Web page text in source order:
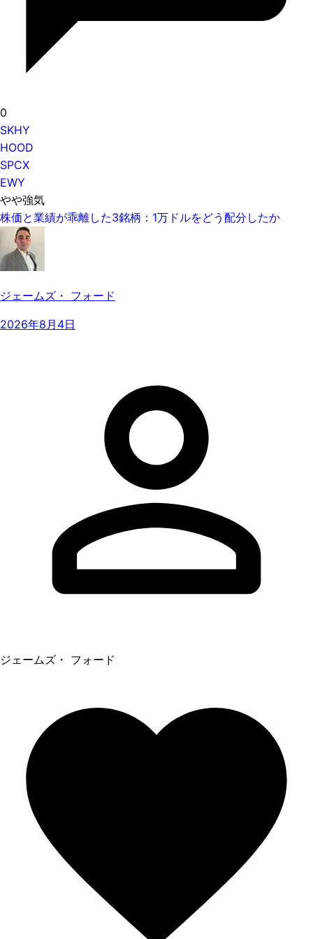
0
SKHY
HOOD
SPCX
EWY
やや強気
株価と業績が乖離した3銘柄：1万ドルをどう配分したか
ジェームズ・ フォード
2026年8月4日
ジェームズ・ フォード